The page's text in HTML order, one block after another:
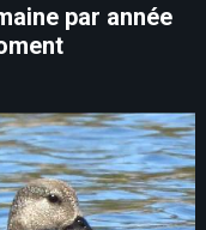
par année